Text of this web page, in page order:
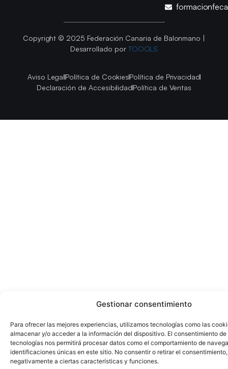
Gestionar consentimiento
Para ofrecer las mejores experiencias, utilizamos tecnologías como las
almacenar y/o acceder a la información del dispositivo. El consentimiento de
tecnologías nos permitirá procesar datos como el comportamiento de
identificaciones únicas en este sitio. No consentir o retirar el
negativamente a ciertas características y funciones.
Copyright © 2025 Federación Canaria de Balonmano |
Desarrollado por TOOOLS
Aviso LegalPolítica de CookiesPolítica de Privacidad
Declaración de AccesibilidadPolítica de Ventas